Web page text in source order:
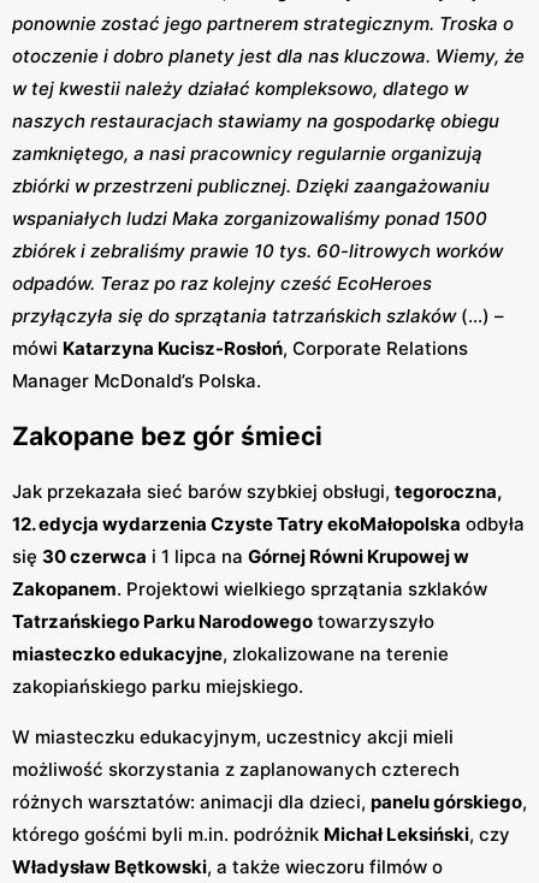
ponownie zostać jego partnerem strategicznym. Troska o
otoczenie i dobro planety jest dla nas kluczowa. Wiemy, że
w tej kwestii należy działać kompleksowo, dlatego w
naszych restauracjach stawiamy na gospodarkę obiegu
zamkniętego, a nasi pracownicy regularnie organizują
zbiórki w przestrzeni publicznej. Dzięki zaangażowaniu
wspaniałych ludzi Maka zorganizowaliśmy ponad 1500
zbiórek i zebraliśmy prawie 10 tys. 60-litrowych worków
odpadów. Teraz po raz kolejny cześć EcoHeroes
przyłączyła się do sprzątania tatrzańskich szlaków(...) –
mówi Katarzyna Kucisz-Rosłoń, Corporate Relations
Manager McDonald’s Polska.
Zakopane bez gór śmieci
Jak przekazała sieć barów szybkiej obsługi, tegoroczna,
12. edycja wydarzenia Czyste Tatry ekoMałopolska odbyła
się 30 czerwca i 1 lipca na Górnej Równi Krupowej w
Zakopanem. Projektowi wielkiego sprzątania szklaków
Tatrzańskiego Parku Narodowego towarzyszyło
miasteczko edukacyjne, zlokalizowane na terenie
zakopiańskiego parku miejskiego.
W miasteczku edukacyjnym, uczestnicy akcji mieli
możliwość skorzystania z zaplanowanych czterech
różnych warsztatów: animacji dla dzieci, panelu górskiego,
którego gośćmi byli m.in. podróżnik Michał Leksiński, czy
Władysław Bętkowski, a także wieczoru filmów o